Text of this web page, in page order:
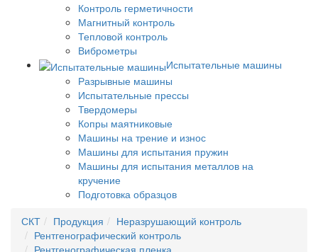
Контроль герметичности
Магнитный контроль
Тепловой контроль
Виброметры
Испытательные машины
Разрывные машины
Испытательные прессы
Твердомеры
Копры маятниковые
Машины на трение и износ
Машины для испытания пружин
Машины для испытания металлов на
кручение
Подготовка образцов
СКТ
Продукция
Неразрушающий контроль
Рентгенографический контроль
Рентгенографическая пленка